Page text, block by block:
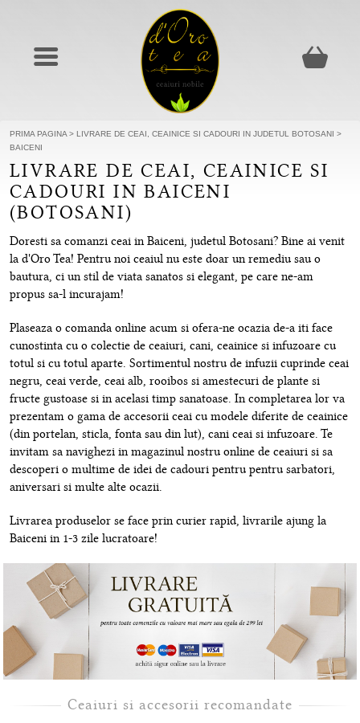
PRIMA PAGINA > LIVRARE DE CEAI, CEAINICE SI CADOURI IN JUDETUL BOTOSANI >
BAICENI
LIVRARE DE CEAI, CEAINICE SI
CADOURI IN BAICENI
(BOTOSANI)
Doresti sa comanzi ceai in Baiceni, judetul Botosani? Bine ai venit
la d'Oro Tea! Pentru noi ceaiul nu este doar un remediu sau o
bautura, ci un stil de viata sanatos si elegant, pe care ne-am
propus sa-l incurajam!
Plaseaza o comanda online acum si ofera-ne ocazia de-a iti face
cunostinta cu o colectie de ceaiuri, cani, ceainice si infuzoare cu
totul si cu totul aparte. Sortimentul nostru de infuzii cuprinde ceai
negru, ceai verde, ceai alb, rooibos si amestecuri de plante si
fructe gustoase si in acelasi timp sanatoase. In completarea lor va
prezentam o gama de accesorii ceai cu modele diferite de ceainice
(din portelan, sticla, fonta sau din lut), cani ceai si infuzoare. Te
invitam sa navighezi in magazinul nostru online de ceaiuri si sa
descoperi o multime de idei de cadouri pentru pentru sarbatori,
aniversari si multe alte ocazii.
Livrarea produselor se face prin curier rapid, livrarile ajung la
Baiceni in 1-3 zile lucratoare!
Ceaiuri si accesorii recomandate